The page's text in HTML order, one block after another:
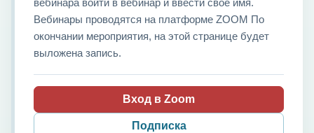
Вебинары проводятся на платформе ZOOM По
окончании мероприятия, на этой странице будет
выложена запись.
Вход в Zoom
Подписка